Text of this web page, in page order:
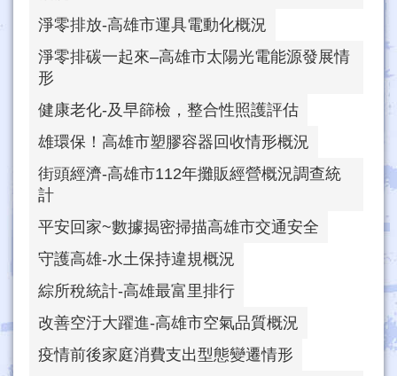
淨零排放-高雄市運具電動化概況
淨零排碳一起來–高雄市太陽光電能源發展情
形
健康老化-及早篩檢，整合性照護評估
雄環保！高雄市塑膠容器回收情形概況
街頭經濟-高雄市112年攤販經營概況調查統
計
平安回家~數據揭密掃描高雄市交通安全
守護高雄-水土保持違規概況
綜所稅統計-高雄最富里排行
改善空汙大躍進-高雄市空氣品質概況
疫情前後家庭消費支出型態變遷情形